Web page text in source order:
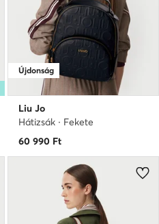
Újdonság
Liu Jo
Hátizsák · Fekete
60 990 Ft